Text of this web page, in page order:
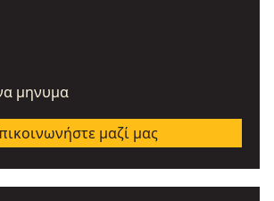
μηνυμα
μαζί μας